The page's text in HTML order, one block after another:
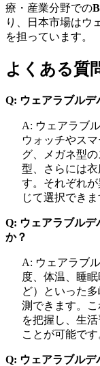
療・産業分野での
り、日本市場はウ
を担っています。
よくある質
Q: ウェアラブルデ
A: ウェアラブ
ウォッチやス
グ、メガネ型
型、さらには
す。それぞれ
じて選択できま
Q: ウェアラブルデ
か？
A: ウェアラブ
度、体温、睡
ど）といった
測できます。
を把握し、生
ことが可能です
Q: ウェアラブルデ